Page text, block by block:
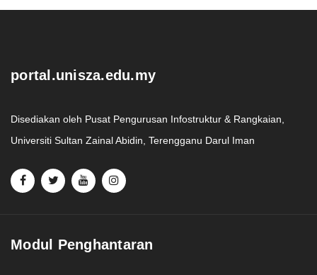
portal.unisza.edu.my
Disediakan oleh Pusat Pengurusan Infostruktur & Rangkaian,
Universiti Sultan Zainal Abidin, Terengganu Darul Iman
Modul Penghantaran